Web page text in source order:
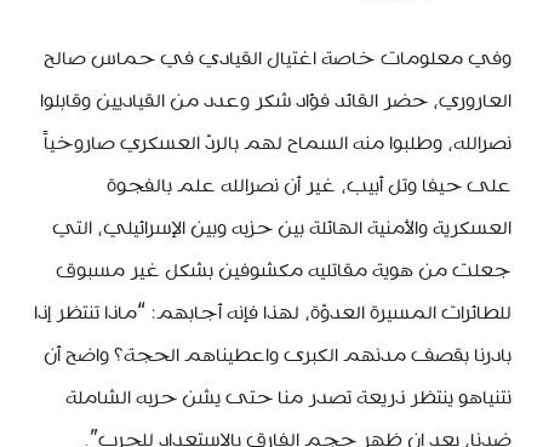
وفي معلومات خاصة اغتيال القيادي في حماس صالح
العاروري، حضر القائد فؤاد شكر وعدد من القياديين وقابلوا
نصرالله، وطلبوا منه السماح لهم بالردّ العسكري صاروخياً
على حيفا وتل أبيب، غير أن نصرالله علم بالفجوة
العسكرية والأمنية الهائلة بين حزبه وبين الإسرائيلي، التي
جعلت من هوية مقاتليه مكشوفين بشكل غير مسبوق
للطائرات المسيرة العدوّة، لهذا فإنه أجابهم: “ماذا تنتظر إذا
بادرنا بقصف مدنهم الكبرى واعطيناهم الحجة؟ واضح أن
نتنياهو ينتظر ذريعة تصدر منا حتى يشن حربه الشاملة
ضدنا، بعد ان ظهر حجم الفارق بالاستعداد للحرب”.